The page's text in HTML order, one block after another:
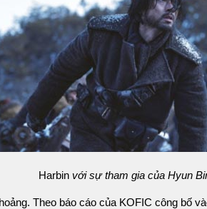
Harbinvới sự tham gia của Hyun
Theo báo cáo của KOFIC công bố